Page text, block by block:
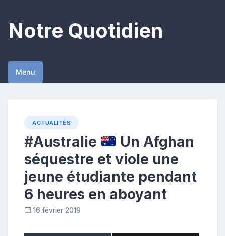
content
Notre Quotidien
Menu
ACTUALITÉS
#Australie
Un Afghan
séquestre et viole une
jeune étudiante pendant
6 heures en aboyant
16 février 2019
o